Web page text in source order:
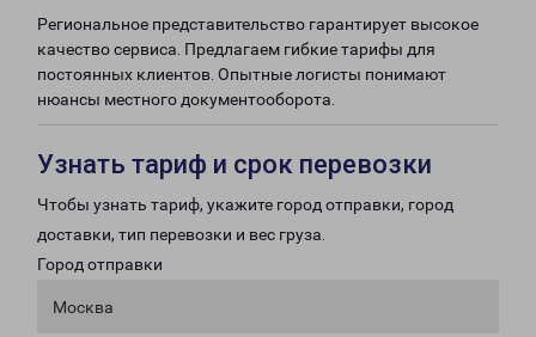
Региональное представительство гарантирует высокое
качество сервиса. Предлагаем гибкие тарифы для
постоянных клиентов. Опытные логисты понимают
нюансы местного документооборота.
Узнать тариф и срок перевозки
Чтобы узнать тариф, укажите город отправки, город
доставки, тип перевозки и вес груза.
Город отправки
Москва